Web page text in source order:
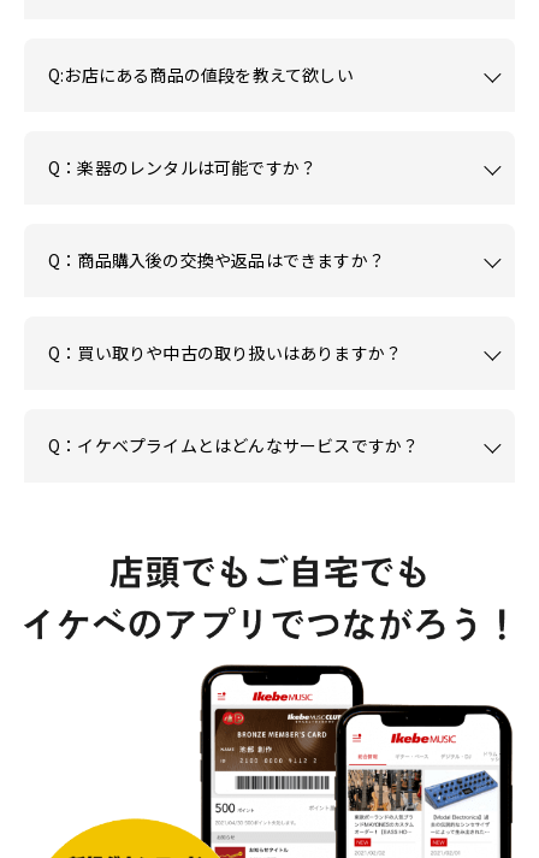
Q:お店にある商品の値段を教えて欲しい
Q：楽器のレンタルは可能ですか？
Q：商品購入後の交換や返品はできますか？
Q：買い取りや中古の取り扱いはありますか？
Q：イケベプライムとはどんなサービスですか？